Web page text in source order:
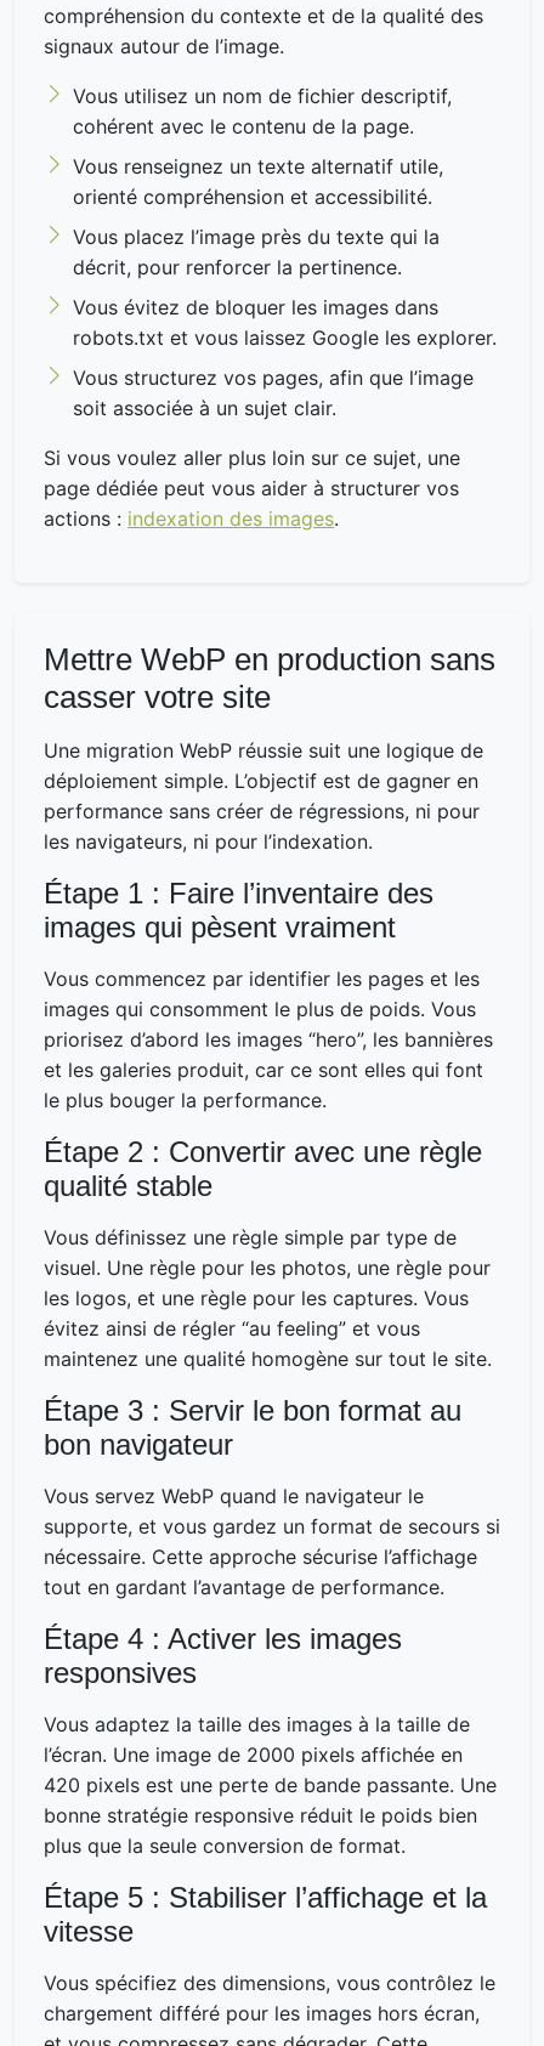
compréhension du contexte et de la qualité des
signaux autour de l’image.
Vous utilisez un nom de fichier descriptif,
cohérent avec le contenu de la page.
Vous renseignez un texte alternatif utile,
orienté compréhension et accessibilité.
Vous placez l’image près du texte qui la
décrit, pour renforcer la pertinence.
Vous évitez de bloquer les images dans
robots.txt et vous laissez Google les explorer.
Vous structurez vos pages, afin que l’image
soit associée à un sujet clair.
Si vous voulez aller plus loin sur ce sujet, une
page dédiée peut vous aider à structurer vos
actions : indexation des images.
Mettre WebP en production sans
casser votre site
Une migration WebP réussie suit une logique de
déploiement simple. L’objectif est de gagner en
performance sans créer de régressions, ni pour
les navigateurs, ni pour l’indexation.
Étape 1 : Faire l’inventaire des
images qui pèsent vraiment
Vous commencez par identifier les pages et les
images qui consomment le plus de poids. Vous
priorisez d’abord les images “hero”, les bannières
et les galeries produit, car ce sont elles qui font
le plus bouger la performance.
Étape 2 : Convertir avec une règle
qualité stable
Vous définissez une règle simple par type de
visuel. Une règle pour les photos, une règle pour
les logos, et une règle pour les captures. Vous
évitez ainsi de régler “au feeling” et vous
maintenez une qualité homogène sur tout le site.
Étape 3 : Servir le bon format au
bon navigateur
Vous servez WebP quand le navigateur le
supporte, et vous gardez un format de secours si
nécessaire. Cette approche sécurise l’affichage
tout en gardant l’avantage de performance.
Étape 4 : Activer les images
responsives
Vous adaptez la taille des images à la taille de
l’écran. Une image de 2000 pixels affichée en
420 pixels est une perte de bande passante. Une
bonne stratégie responsive réduit le poids bien
plus que la seule conversion de format.
Étape 5 : Stabiliser l’affichage et la
vitesse
Vous spécifiez des dimensions, vous contrôlez le
chargement différé pour les images hors écran,